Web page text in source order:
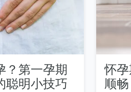
？第一孕期
聪明小技巧
怀
顺畅